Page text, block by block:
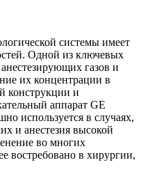
системы имеет
Одной из ключевых
газов и
их концентрации в
конструкции и
аппарат GE
используется в случаях,
и анестезия высокой
во многих
востребовано в хирургии,